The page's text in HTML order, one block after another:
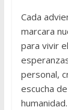
Cada
marcara
para vivir
personal,
escucha